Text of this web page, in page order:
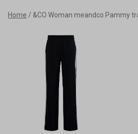
&CO
Woman
meandco
Pammy
travel
pants
Home &CO Woman meandco Pammy